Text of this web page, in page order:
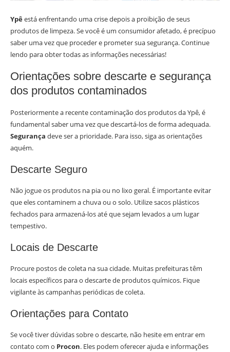
Ypêestá enfrentando uma crise depois a proibição de seus
produtos de limpeza. Se você é um consumidor afetado, é precípuo
saber uma vez que proceder e prometer sua segurança. Continue
lendo para obter todas as informações necessárias!
Orientações sobre descarte e segurança
dos produtos contaminados
Posteriormente a recente contaminação dos produtos da Ypê, é
fundamental saber uma vez que descartá-los de forma adequada.
Segurança deve ser a prioridade. Para isso, siga as orientações
aquém.
Descarte Seguro
Não jogue os produtos na pia ou no lixo geral. É importante evitar
que eles contaminem a chuva ou o solo. Utilize sacos plásticos
fechados para armazená-los até que sejam levados a um lugar
tempestivo.
Locais de Descarte
Procure postos de coleta na sua cidade. Muitas prefeituras têm
locais específicos para o descarte de produtos químicos. Fique
vigilante às campanhas periódicas de coleta.
Orientações para Contato
Se você tiver dúvidas sobre o descarte, não hesite em entrar em
contato com o Procon. Eles podem oferecer ajuda e informações